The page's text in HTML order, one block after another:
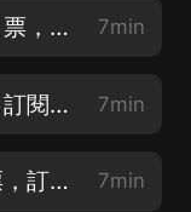
妙手醫皇 002 仙門傳承（求月票，訂閱，評論） 7min
妙手醫皇 003 悍民（求月票，訂閱，評論） 7min
妙手醫皇 004 兩萬塊（求月票，訂閱，評論） 7min